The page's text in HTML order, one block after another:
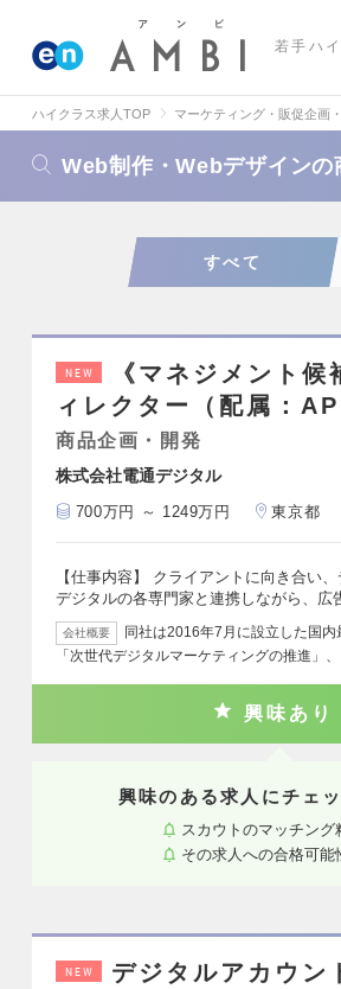
若手ハ
ハイクラス求人TOP マーケティング・販促企画
Web制作・Webデザイン
すべて
NEW
《マネジメント
ィレクター（配属：AP
商品企画・開発
株式会社電通デジタル
700万円 ～ 1249万円 東京都
【仕事内容】 クライアントに向き合い
デジタルの各専門家と連携しながら、広
会社概要
同社は2016年7月に設立した国内
「次世代デジタルマーケティングの推進」
興味あり
興味のある求人にチェ
スカウトのマッチング
その求人への合格可能
NEW
デジタルアカウン